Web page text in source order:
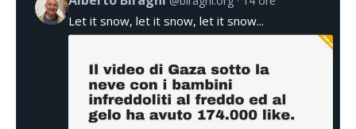
Let it snow, let it snow, let it snow...